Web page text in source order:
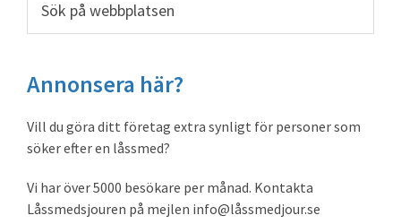
webbplatsen
Annonsera här?
Vill du göra ditt företag extra synligt för personer som
söker efter en låssmed?
Vi har över 5000 besökare per månad. Kontakta
Låssmedsjouren på mejlen info@låssmedjour.se